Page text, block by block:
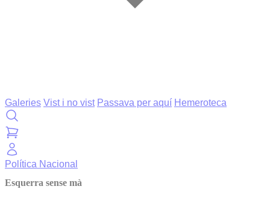
Galeries Vist i no vist Passava per aquí Hemeroteca
Política Nacional
Esquerra sense mà